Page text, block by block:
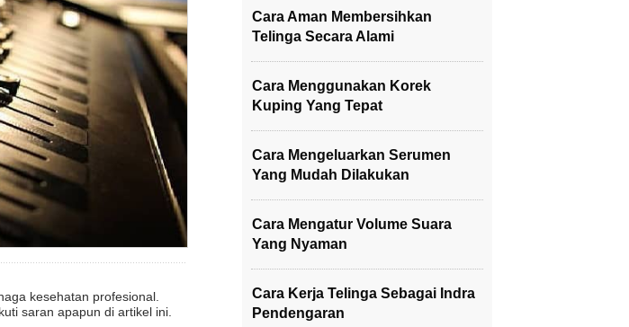
kesehatan profesional.
saran apapun di artikel ini.
Cara Aman Membersihkan
Telinga Secara Alami
Cara Menggunakan Korek
Kuping Yang Tepat
Cara Mengeluarkan Serumen
Yang Mudah Dilakukan
Cara Mengatur Volume Suara
Yang Nyaman
Cara Kerja Telinga Sebagai Indra
Pendengaran